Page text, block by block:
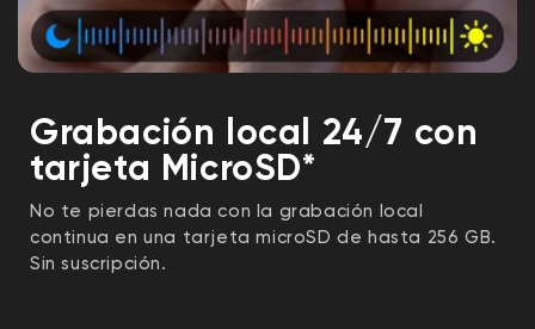
Grabación local 24/7 con
tarjeta MicroSD*
No te pierdas nada con la grabación local
continua en una tarjeta microSD de hasta 256 GB.
Sin suscripción.